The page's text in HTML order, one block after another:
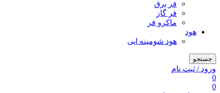
فر برق
فر گاز
ماكرو فر
هود
هود شومینه ایی
جستجو
ورود / ثبت نام
0
0